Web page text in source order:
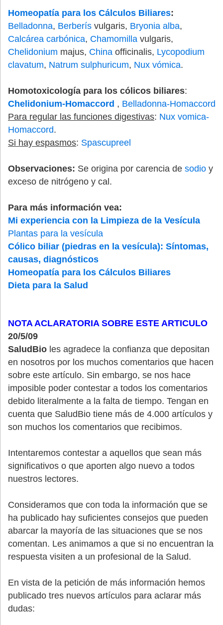
Homeopatía para los Cálculos Biliares:
Belladonna, Berberís vulgaris, Bryonia alba,
Calcárea carbónica, Chamomilla vulgaris,
Chelidonium majus, China officinalis, Lycopodium
clavatum, Natrum sulphuricum, Nux vómica.
Homotoxicología para los cólicos biliares:
Chelidonium-Homaccord , Belladonna-Homaccord
Para regular las funciones digestivas: Nux vomica-
Homaccord.
Si hay espasmos: Spascupreel
Observaciones: Se origina por carencia de sodio y
exceso de nitrógeno y cal.
Para más información vea:
Mi experiencia con la Limpieza de la Vesícula
Plantas para la vesícula
Cólico biliar (piedras en la vesícula): Síntomas,
causas, diagnósticos
Homeopatía para los Cálculos Biliares
Dieta para la Salud
NOTA ACLARATORIA SOBRE ESTE ARTICULO
20/5/09
SaludBio les agradece la confianza que depositan
en nosotros por los muchos comentarios que hacen
sobre este artículo. Sin embargo, se nos hace
imposible poder contestar a todos los comentarios
debido literalmente a la falta de tiempo. Tengan en
cuenta que SaludBio tiene más de 4.000 artículos y
son muchos los comentarios que recibimos.
Intentaremos contestar a aquellos que sean más
significativos o que aporten algo nuevo a todos
nuestros lectores.
Consideramos que con toda la información que se
ha publicado hay suficientes consejos que pueden
abarcar la mayoría de las situaciones que se nos
comentan. Les animamos a que si no encuentran la
respuesta visiten a un profesional de la Salud.
En vista de la petición de más información hemos
publicado tres nuevos artículos para aclarar más
dudas: